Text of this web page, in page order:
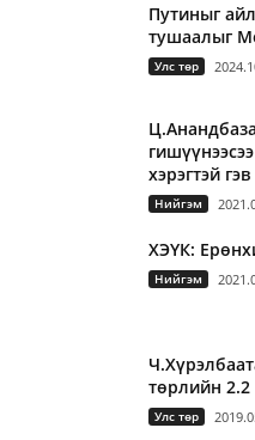
Путиныг
тушаалыг
Улс төр
хэрэгтэй гэв
Нийгэм
ХЭҮК:
Нийгэм
төрлийн 2.2
Улс төр